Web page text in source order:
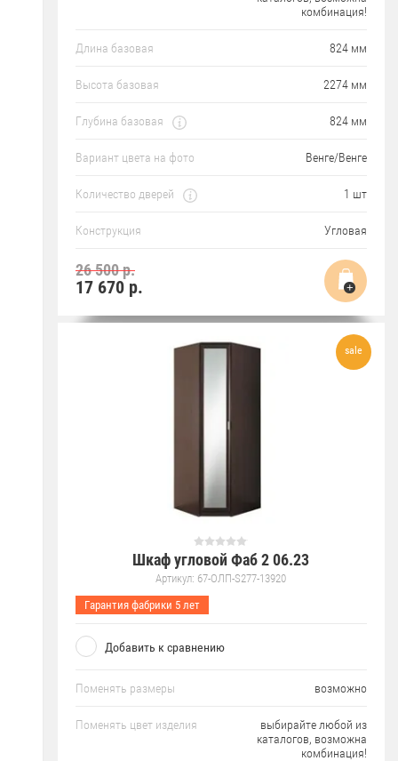
комбинация!
Длина базовая 824 мм
Высота базовая 2274 мм
Глубина базовая 824 мм
Вариант цвета на фото Венге/Венге
Количество дверей 1 шт
Конструкция Угловая
26 500 р.
17 670р.
Шкаф угловой Фаб 2 06.23
Артикул: 67-ОЛП-S277-13920
Гарантия фабрики 5 лет
Добавить к сравнению
Поменять размеры возможно
Поменять цвет изделия
выбирайте любой из
каталогов, возможна
комбинация!
sale